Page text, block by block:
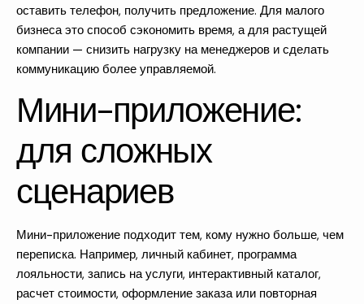
оставить телефон, получить предложение. Для малого
бизнеса это способ сэкономить время, а для растущей
компании — снизить нагрузку на менеджеров и сделать
коммуникацию более управляемой.
Мини-приложение:
для сложных
сценариев
Мини-приложение подходит тем, кому нужно больше, чем
переписка. Например, личный кабинет, программа
лояльности, запись на услуги, интерактивный каталог,
расчет стоимости, оформление заказа или повторная